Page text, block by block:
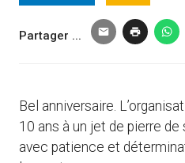
Partager ...
Bel anniversaire.
10 ans à un jet de pierre
avec patience et